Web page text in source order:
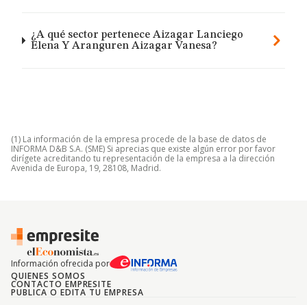
¿A qué sector pertenece Aizagar Lanciego
Elena Y Aranguren Aizagar Vanesa?
(1) La información de la empresa procede de la base de datos de
INFORMA D&B S.A. (SME) Si aprecias que existe algún error por favor
dirígete acreditando tu representación de la empresa a la dirección
Avenida de Europa, 19, 28108, Madrid.
Información ofrecida por
QUIENES SOMOS
CONTACTO EMPRESITE
PUBLICA O EDITA TU EMPRESA